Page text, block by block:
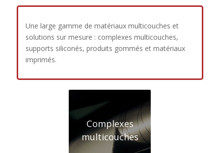
Une large gamme de matériaux multicouches et
solutions sur mesure : complexes multicouches,
supports siliconés, produits gommés et matériaux
imprimés.
Complexes
multicouches